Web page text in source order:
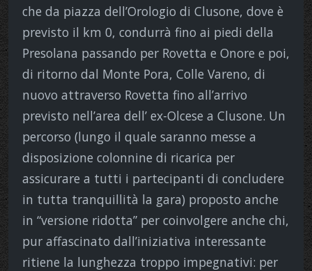
che da piazza dell’Orologio di Clusone, dove è
previsto il km 0, condurrà fino ai piedi della
Presolana passando per Rovetta e Onore e poi,
di ritorno dal Monte Pora, Colle Vareno, di
nuovo attraverso Rovetta fino all’arrivo
previsto nell’area dell’ ex-Olcese a Clusone. Un
percorso (lungo il quale saranno messe a
disposizione colonnine di ricarica per
assicurare a tutti i partecipanti di concludere
in tutta tranquillità la gara) proposto anche
in “versione ridotta” per coinvolgere anche chi,
pur affascinato dall’iniziativa interessante
ritiene la lunghezza troppo impegnativi: per